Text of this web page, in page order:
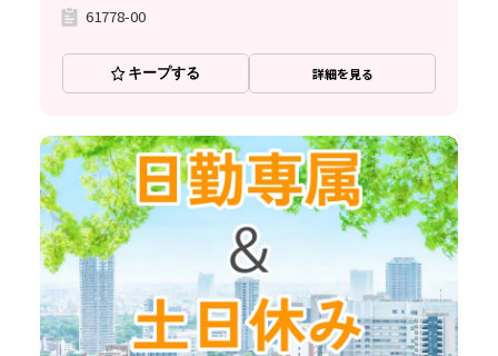
61778-00
キープする 詳細を見る